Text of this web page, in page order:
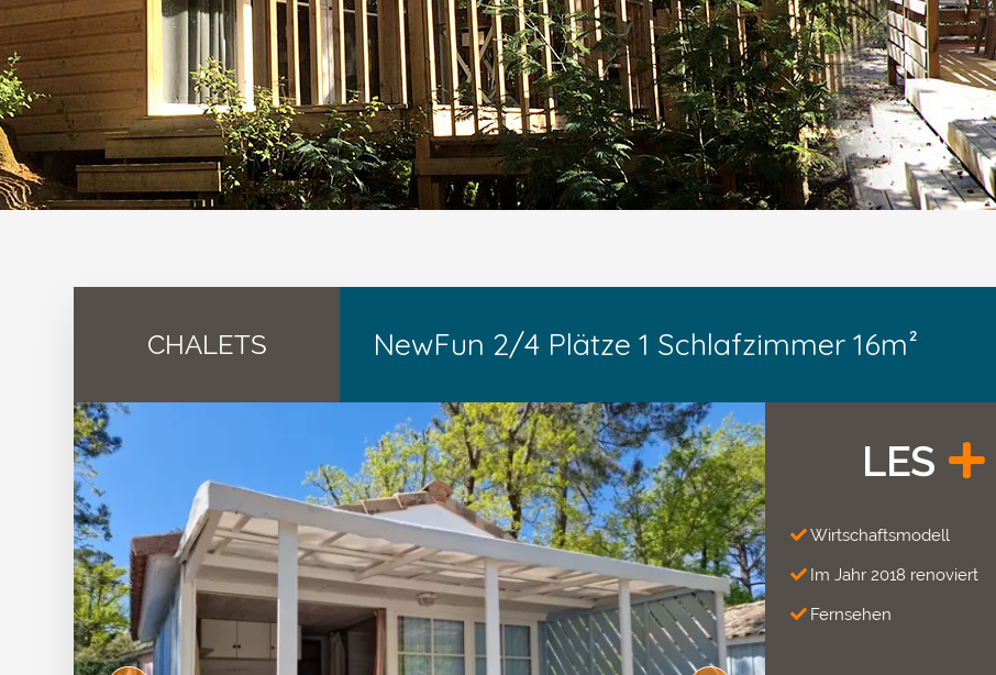
CHALETS NewFun 2/4 Plätze 1 Schlafzimmer 16m²
LES
Wirtschaftsmodell
Im Jahr 2018 renoviert
Fernsehen